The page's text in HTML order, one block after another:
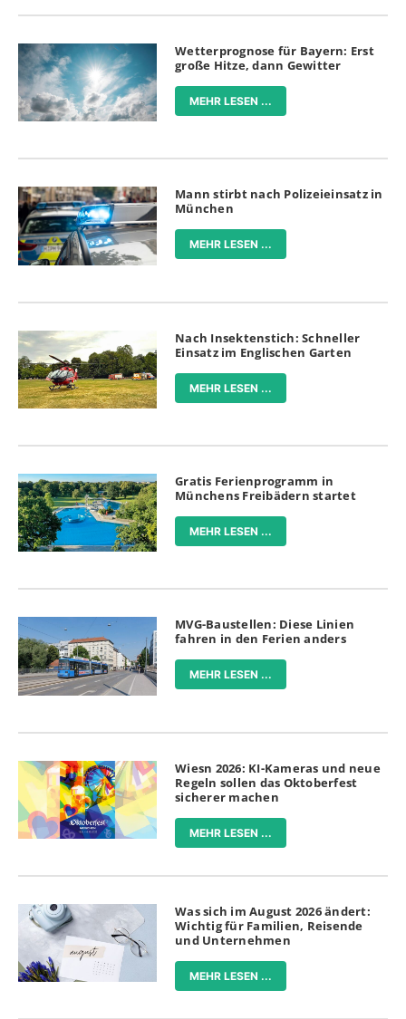
Wetterprognose für Bayern: Erst
große Hitze, dann Gewitter
MEHR LESEN ...
Mann stirbt nach Polizeieinsatz in
München
MEHR LESEN ...
Nach Insektenstich: Schneller
Einsatz im Englischen Garten
MEHR LESEN ...
Gratis Ferienprogramm in
Münchens Freibädern startet
MEHR LESEN ...
MVG-Baustellen: Diese Linien
fahren in den Ferien anders
MEHR LESEN ...
Wiesn 2026: KI-Kameras und neue
Regeln sollen das Oktoberfest
sicherer machen
MEHR LESEN ...
Was sich im August 2026 ändert:
Wichtig für Familien, Reisende
und Unternehmen
MEHR LESEN ...